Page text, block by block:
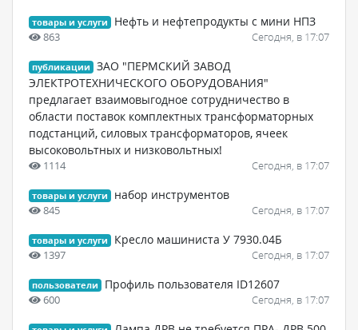
товары и услуги Нефть и нефтепродукты с мини НПЗ
863 Сегодня, в 17:07
публикации
ЗАО "ПЕРМСКИЙ ЗАВОД
ЭЛЕКТРОТЕХНИЧЕСКОГО ОБОРУДОВАНИЯ"
предлагает взаимовыгодное сотрудничество в
области поставок комплектных трансформаторных
подстанций, силовых трансформаторов, ячеек
высоковольтных и низковольтных!
1114 Сегодня, в 17:07
товары и услуги набор инструментов
845 Сегодня, в 17:07
товары и услуги Кресло машиниста У 7930.04Б
1397 Сегодня, в 17:07
пользователи Профиль пользователя ID12607
600 Сегодня, в 17:07